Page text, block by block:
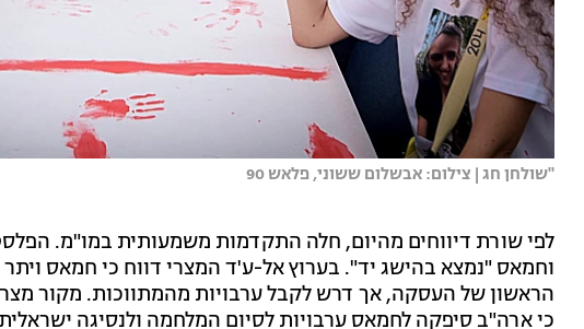
"שולחן חג | צילום: אבשלום ששוני, פלאש 90
לפי שורת דיווחים מהיום, חלה התקדמות משמעותית במו"מ.
וחמאס "נמצא בהישג יד". בערוץ אל-ע'ד המצרי דווח כי חמאס
הראשון של העסקה, אך דרש לקבל ערבויות מהמתווכות. מקור
כי ארה"ב סיפקה לחמאס ערבויות לסיום המלחמה ולנסיגה